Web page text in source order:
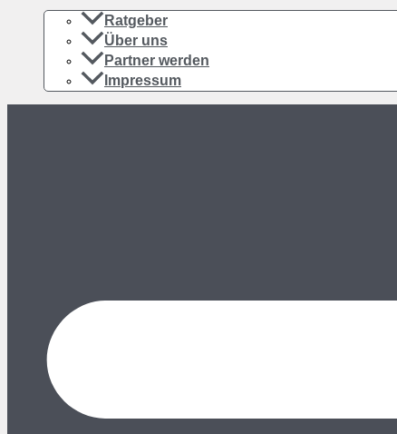
Ratgeber
Über uns
Partner werden
Impressum